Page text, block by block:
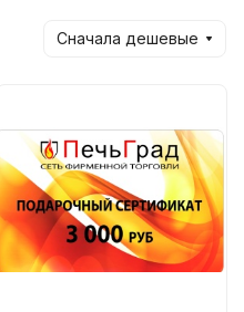
Сначала дешевые